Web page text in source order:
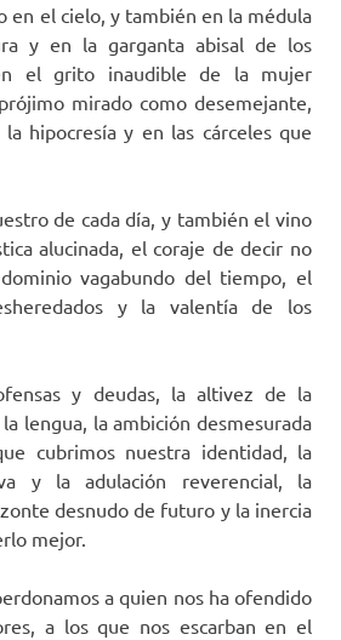
en el cielo, y también en la médula
y en la garganta abisal de los
el grito inaudible de la mujer
mirado como desemejante,
hipocresía y en las cárceles que
de cada día, y también el vino
alucinada, el coraje de decir no
vagabundo del tiempo, el
y la valentía de los
y deudas, la altivez de la
lengua, la ambición desmesurada
cubrimos nuestra identidad, la
y la adulación reverencial, la
desnudo de futuro y la inercia
mejor.
a quien nos ha ofendido
a los que nos escarban en el